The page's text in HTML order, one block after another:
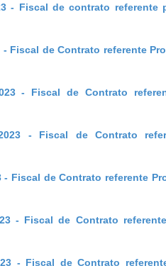
- Fiscal de contrato referente
- Fiscal de Contrato referente
- Fiscal de Contrato
- Fiscal de Contrato
- Fiscal de Contrato referente
- Fiscal de Contrato
- Fiscal de Contrato